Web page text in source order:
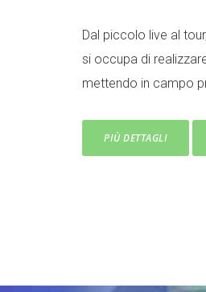
Dal piccolo live al
si occupa di
mettendo in campo
PIÙ DETTAGLI